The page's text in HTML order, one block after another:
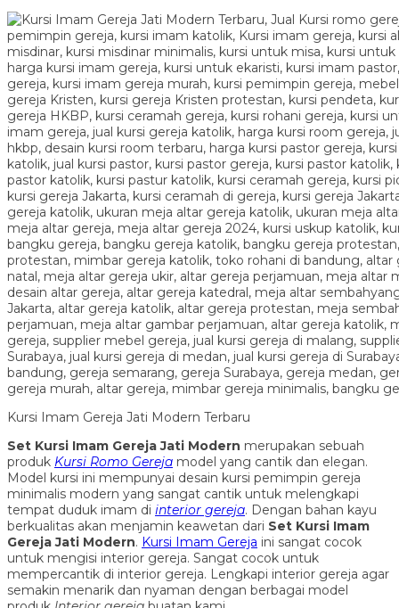
Kursi Imam Gereja Jati Modern Terbaru
Set Kursi Imam Gereja Jati Modern merupakan sebuah
produk Kursi Romo Gereja model yang cantik dan elegan.
Model kursi ini mempunyai desain kursi pemimpin gereja
minimalis modern yang sangat cantik untuk melengkapi
tempat duduk imam di interior gereja. Dengan bahan kayu
berkualitas akan menjamin keawetan dari Set Kursi Imam
Gereja Jati Modern. Kursi Imam Gereja ini sangat cocok
untuk mengisi interior gereja. Sangat cocok untuk
mempercantik di interior gereja. Lengkapi interior gereja agar
semakin menarik dan nyaman dengan berbagai model